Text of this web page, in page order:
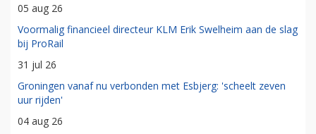
05 aug 26
Voormalig financieel directeur KLM Erik Swelheim aan de slag
bij ProRail
31 jul 26
Groningen vanaf nu verbonden met Esbjerg: 'scheelt zeven
uur rijden'
04 aug 26